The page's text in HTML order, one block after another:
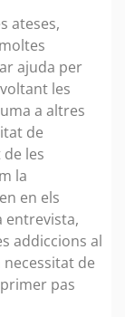
ateses,
ajuda per
les
a altres
de
les
la
en els
entrevista,
addiccions al
de
pas